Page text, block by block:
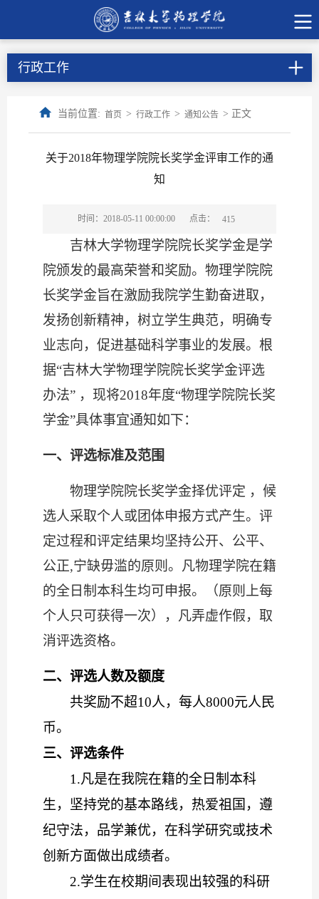
行政工作
当前位置: 首页 > 行政工作 > 通知公告 > 正文
关于2018年物理学院院长奖学金评审工作的通
知
时间：2018-05-11 00:00:00 点击： 415
吉林大学物理学院院长奖学金是学
院颁发的最高荣誉和奖励。物理学院院
长奖学金旨在激励我院学生勤奋进取，
发扬创新精神，树立学生典范，明确专
业志向，促进基础科学事业的发展。根
据“吉林大学物理学院院长奖学金评选
办法” ，现将2018年度“物理学院院长奖
学金”具体事宜通知如下：
一、评选标准及范围
物理学院院长奖学金择优评定 ，候
选人采取个人或团体申报方式产生。评
定过程和评定结果均坚持公开、公平、
公正,宁缺毋滥的原则。凡物理学院在籍
的全日制本科生均可申报。（原则上每
个人只可获得一次），凡弄虚作假，取
消评选资格。
二、评选人数及额度
共奖励不超10人，每人8000元人民
币。
三、评选条件
1.凡是在我院在籍的全日制本科
生，坚持党的基本路线，热爱祖国，遵
纪守法，品学兼优，在科学研究或技术
创新方面做出成绩者。
2.学生在校期间表现出较强的科研